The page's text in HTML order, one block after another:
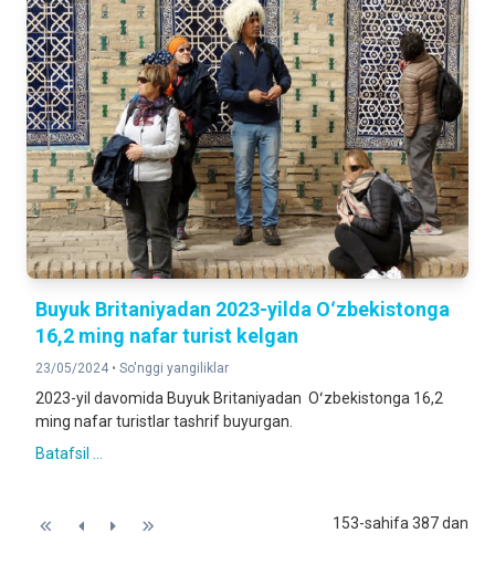
Buyuk Britaniyadan 2023-yilda Oʻzbekistonga
16,2 ming nafar turist kelgan
23/05/2024 • So'nggi yangiliklar
2023-yil davomida Buyuk Britaniyadan Oʻzbekistonga 16,2
ming nafar turistlar tashrif buyurgan.
Batafsil ...
153-sahifa 387 dan